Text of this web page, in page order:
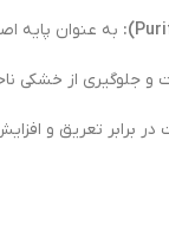
به عنوان پایه
جلوگیری از خشکی
در برابر تعریق و